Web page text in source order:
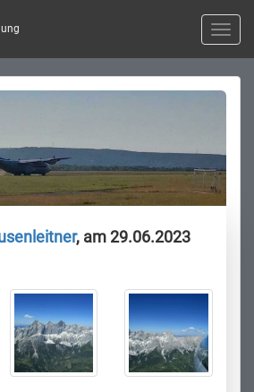
Toggle
, am 29.06.2023